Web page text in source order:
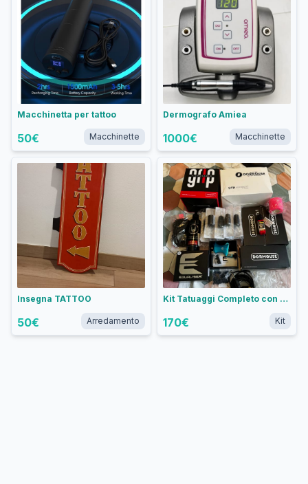
Macchinetta per tattoo
50€ Macchinette
Dermografo Amiea
1000€ Macchinette
Insegna TATTOO
50€ Arredamento
Kit Tatuaggi Completo con Macchinetta Equaliser Ergo + Aghi e Grip e Accessori
170€ Kit